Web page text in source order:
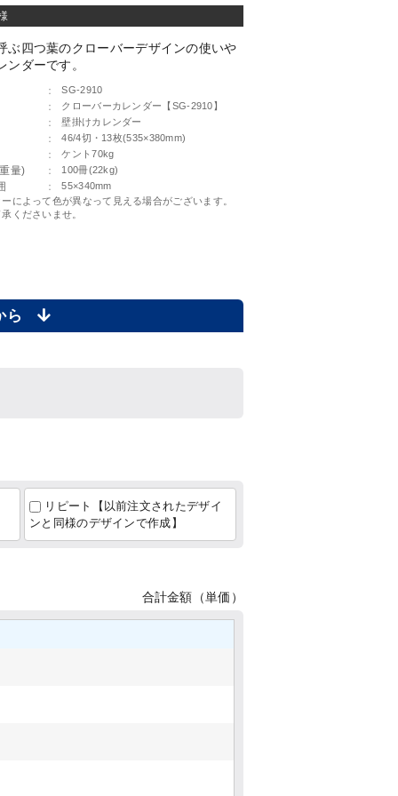
ぶ四つ葉のクローバーデザインの使いや
ンダーです。
： SG-2910
： クローバーカレンダー【SG-2910】
： 壁掛けカレンダー
： 46/4切・13枚(535×380mm)
： ケント70kg
量) ： 100冊(22kg)
：
55×340mm
によって色が異なって見える場合がございます。
くださいませ。
ら
リピート【以前注文されたデザイ
ンと同様のデザインで作成】
合計金額（単価）